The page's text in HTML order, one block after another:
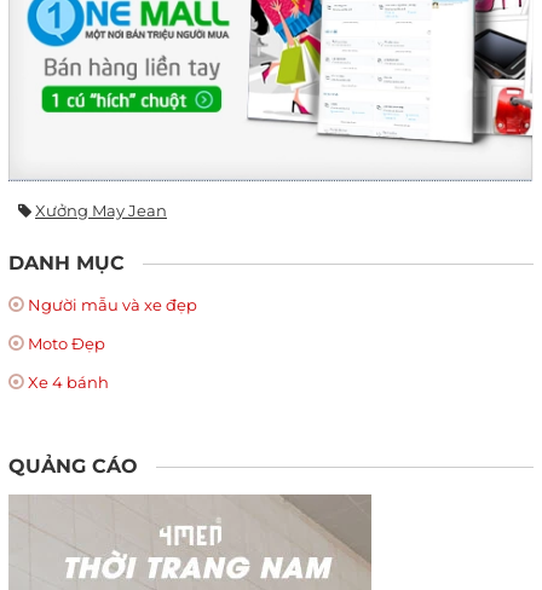
Xưởng May Jean
DANH MỤC
Người mẫu và xe đẹp
Moto Đẹp
Xe 4 bánh
QUẢNG CÁO